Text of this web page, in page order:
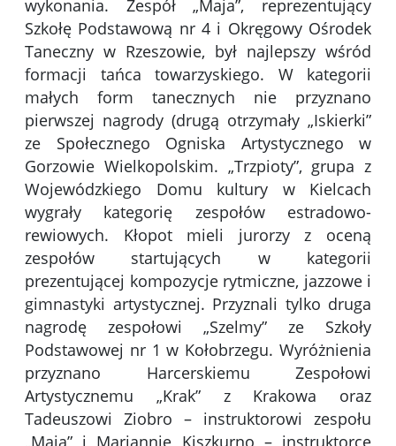
wykonania. Zespół „Maja”, reprezentujący
Szkołę Podstawową nr 4 i Okręgowy Ośrodek
Taneczny w Rzeszowie, był najlepszy wśród
formacji tańca towarzyskiego. W kategorii
małych form tanecznych nie przyznano
pierwszej nagrody (drugą otrzymały „Iskierki”
ze Społecznego Ogniska Artystycznego w
Gorzowie Wielkopolskim. „Trzpioty”, grupa z
Wojewódzkiego Domu kultury w Kielcach
wygrały kategorię zespołów estradowo-
rewiowych. Kłopot mieli jurorzy z oceną
zespołów startujących w kategorii
prezentującej kompozycje rytmiczne, jazzowe i
gimnastyki artystycznej. Przyznali tylko druga
nagrodę zespołowi „Szelmy” ze Szkoły
Podstawowej nr 1 w Kołobrzegu. Wyróżnienia
przyznano Harcerskiemu Zespołowi
Artystycznemu „Krak” z Krakowa oraz
Tadeuszowi Ziobro – instruktorowi zespołu